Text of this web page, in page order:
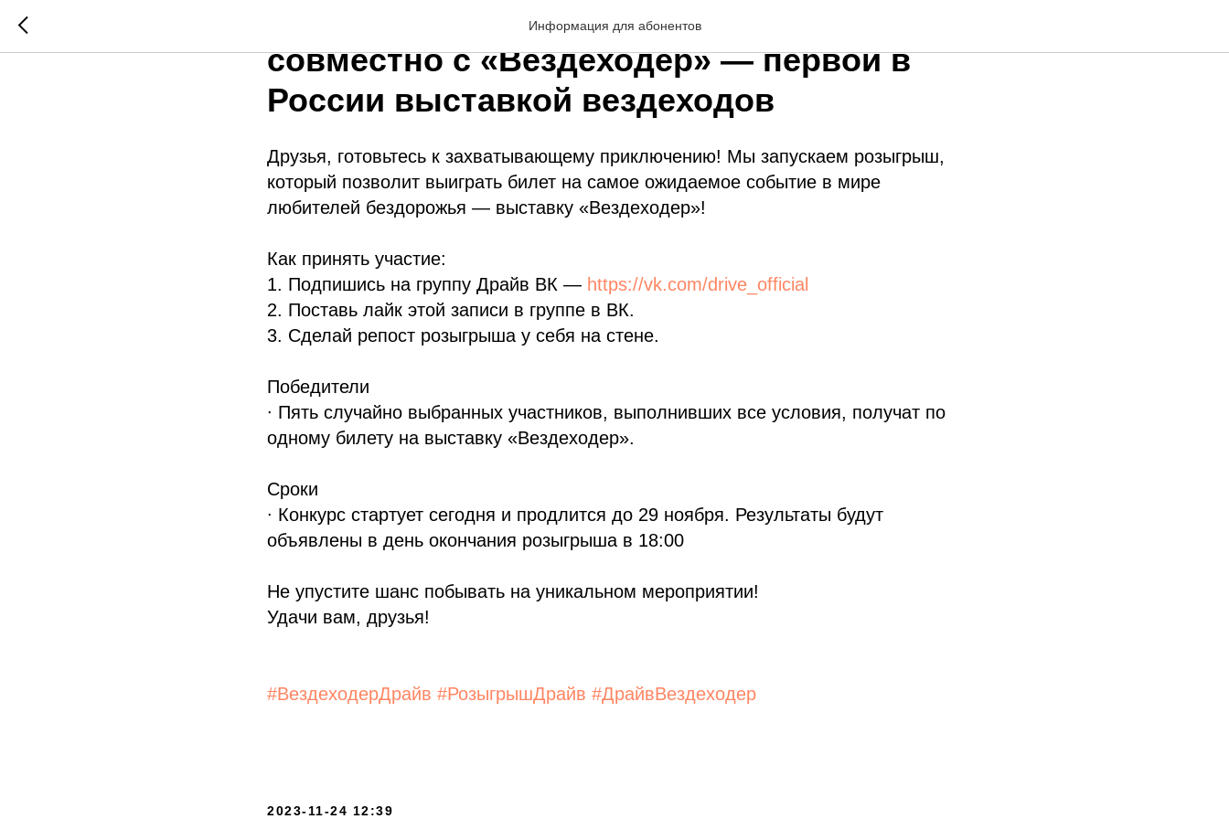
Информация для абонентов
Розыгрыш от телеканала Драйв
совместно с «Вездеходер» — первой в
России выставкой вездеходов
Друзья, готовьтесь к захватывающему приключению! Мы запускаем розыгрыш,
который позволит выиграть билет на самое ожидаемое событие в мире
любителей бездорожья — выставку «Вездеходер»!
Как принять участие:
1. Подпишись на группу Драйв ВК — https://vk.com/drive_official
2. Поставь лайк этой записи в группе в ВК.
3. Сделай репост розыгрыша у себя на стене.
Победители
∙ Пять случайно выбранных участников, выполнивших все условия, получат по
одному билету на выставку «Вездеходер».
Сроки
∙ Конкурс стартует сегодня и продлится до 29 ноября. Результаты будут
объявлены в день окончания розыгрыша в 18:00
Не упустите шанс побывать на уникальном мероприятии!
Удачи вам, друзья!
#ВездеходерДрайв #РозыгрышДрайв #ДрайвВездеходер
2023-11-24 12:39